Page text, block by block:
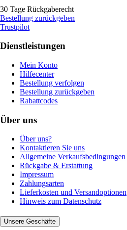
30 Tage Rückgaberecht
Bestellung zurückgeben
Trustpilot
Dienstleistungen
Mein Konto
Hilfecenter
Bestellung verfolgen
Bestellung zurückgeben
Rabattcodes
Über uns
Über uns?
Kontaktieren Sie uns
Allgemeine Verkaufsbedingungen
Rückgabe & Erstattung
Impressum
Zahlungsarten
Lieferkosten und Versandoptionen
Hinweis zum Datenschutz
Unsere Geschäfte